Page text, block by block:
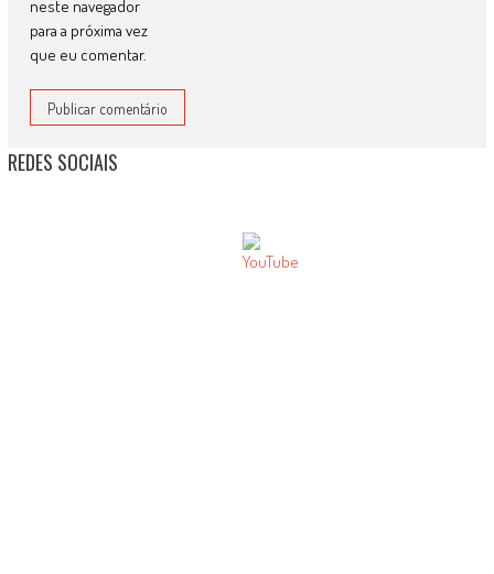
neste navegador
para a próxima vez
que eu comentar.
REDES SOCIAIS